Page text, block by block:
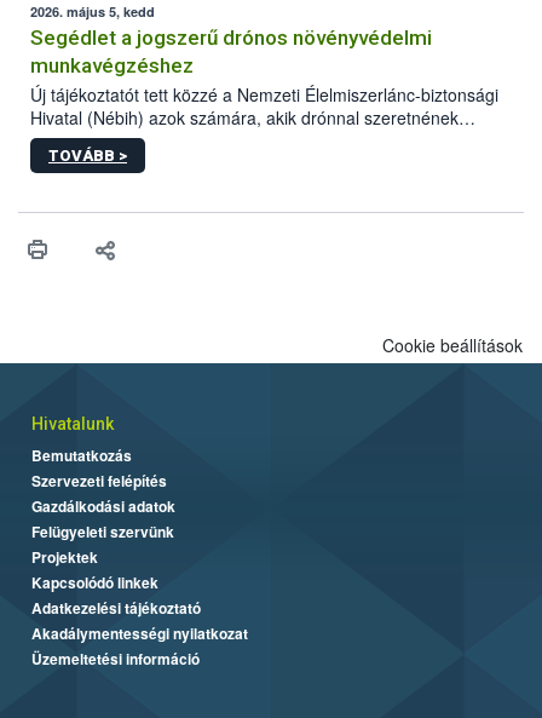
mennyiségének esetenként a kezelt terményeken is jelen kell
lennie. Nem minden élelmiszer tartalmaz szermaradékot.
Azokban az élelmiszerekben is, melyekben kimutathatóak,
általában csak nagyon kis mennyiségben vannak jelen, így nem
jelenthetnek kockázatot a fogyasztó egészségére nézve.
2026. május 5, kedd
Segédlet a jogszerű drónos növényvédelmi
munkavégzéshez
Új tájékoztatót tett közzé a Nemzeti Élelmiszerlánc-biztonsági
Hivatal (Nébih) azok számára, akik drónnal szeretnének
növényvédelmi vagy tápanyag-gazdálkodási tevékenységet
végezni Magyarországon. Az összefoglaló részletesen
műszaki és hatósági feltételek.
TOVÁBB >
Cookie beállítások
Hivatalunk
Bemutatkozás
Szervezeti felépítés
Gazdálkodási adatok
Felügyeleti szervünk
Projektek
Kapcsolódó linkek
Adatkezelési tájékoztató
Akadálymentességi nyilatkozat
Üzemeltetési információ